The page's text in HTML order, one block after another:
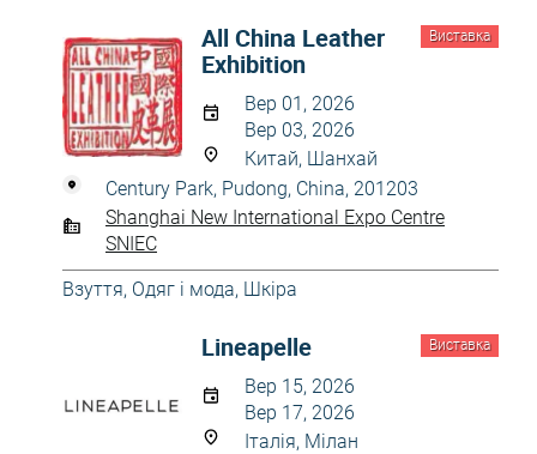
Виставка
All China Leather
Exhibition
Вер 01, 2026
Вер 03, 2026
Китай, Шанхай
Century Park, Pudong, China, 201203
Shanghai New International Expo Centre
SNIEC
Взуття, Одяг і мода, Шкіра
Виставка
Lineapelle
Вер 15, 2026
Вер 17, 2026
Італія, Мілан